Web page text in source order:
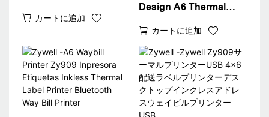
プリンター4x6サーマル
ーUSB+WiFi
カートに追加
Design A6 Thermal
Logistics Express Fast
4x6配送ラベルプリンタ
ーデスクトップ4 "ラベ
ルプリンター
カートに追加